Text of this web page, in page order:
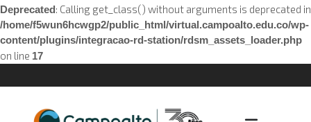
Deprecated: Calling get_class() without arguments is deprecated in
/home/f5wun6hcwgp2/public_html/virtual.campoalto.edu.co/wp-
content/plugins/integracao-rd-station/rdsm_assets_loader.php
on line 17